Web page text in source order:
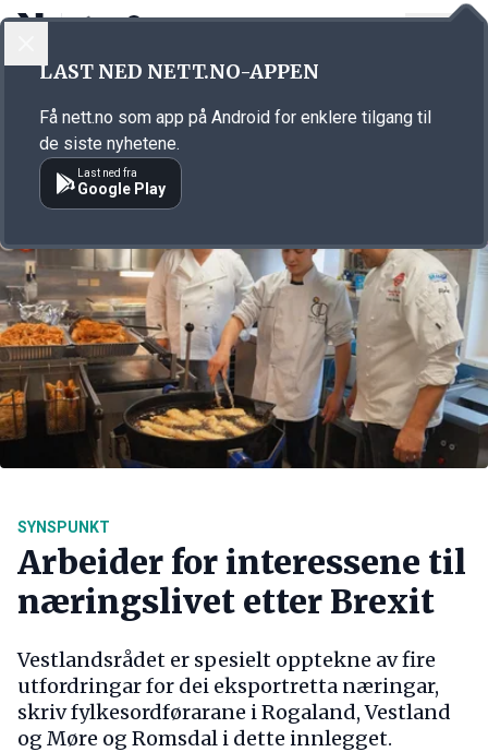
Annonsørinnhold
SYNSPUNKT
Arbeider for interessene til
næringslivet etter Brexit
Vestlandsrådet er spesielt opptekne av fire
utfordringar for dei eksportretta næringar,
skriv fylkesordførarane i Rogaland, Vestland
og Møre og Romsdal i dette innlegget.
LAST NED NETT.NO-APPEN
Få nett.no som app på Android for enklere tilgang til
de siste nyhetene.
Last ned fra
Google Play